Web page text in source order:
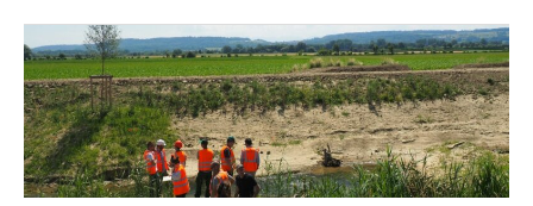
Nouveaux
adhérents
UPGE
octobre
2023